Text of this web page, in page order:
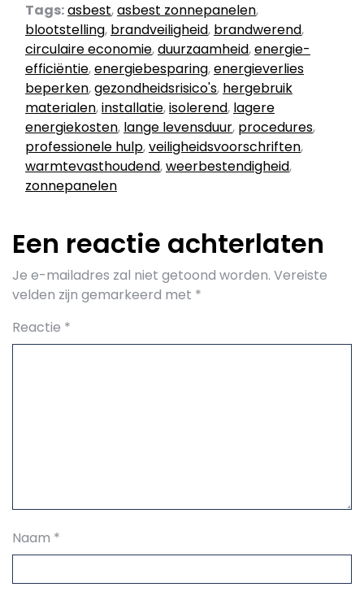
Tags:asbest,asbest zonnepanelen,
blootstelling, brandveiligheid, brandwerend,
circulaire economie,duurzaamheid,energie-
efficiëntie,energiebesparing,energieverlies
beperken,gezondheidsrisico's, hergebruik
materialen,installatie,isolerend, lagere
energiekosten, lange levensduur, procedures,
professionele hulp,veiligheidsvoorschriften,
warmtevasthoudend,weerbestendigheid,
zonnepanelen
Een reactie achterlaten
Je e-mailadres zal niet getoond worden. Vereiste
velden zijn gemarkeerd met *
Reactie *
Naam *